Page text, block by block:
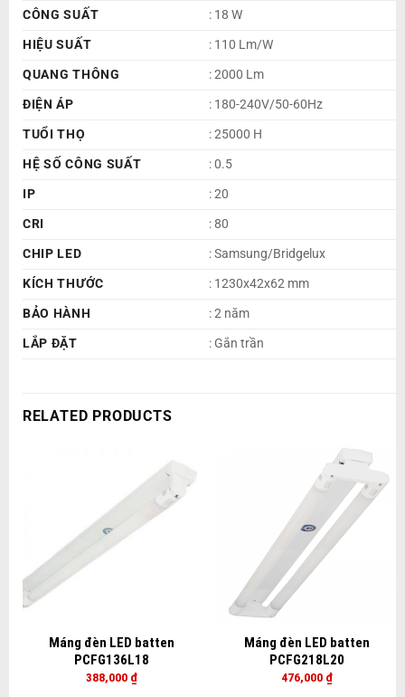
CÔNG SUẤT
: 18 W
HIỆU SUẤT
: 110 Lm/W
QUANG THÔNG
: 2000 Lm
ĐIỆN ÁP
: 180-240V/50-60Hz
TUỔI THỌ
: 25000 H
HỆ SỐ CÔNG SUẤT
: 0.5
IP
: 20
CRI
: 80
CHIP LED
: Samsung/Bridgelux
KÍCH THƯỚC
: 1230x42x62 mm
BẢO HÀNH
: 2 năm
LẮP ĐẶT
: Gắn trần
RELATED PRODUCTS
Máng đèn LED batten
PCFG136L18
388,000 ₫
Máng đèn LED batten
PCFG218L20
476,000 ₫